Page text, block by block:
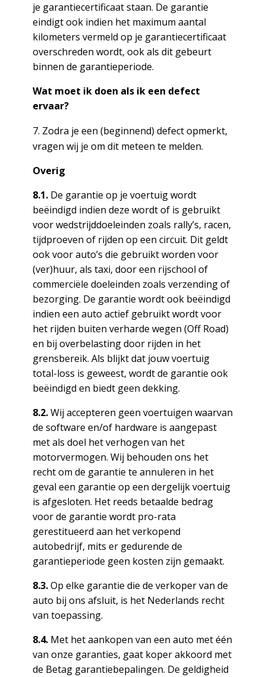
je garantiecertificaat staan. De garantie
eindigt ook indien het maximum aantal
kilometers vermeld op je garantiecertificaat
overschreden wordt, ook als dit gebeurt
binnen de garantieperiode.
Wat moet ik doen als ik een defect
ervaar?
Zodra je een (beginnend) defect opmerkt,
vragen wij je om dit meteen te melden.
Overig
8.1.De garantie op je voertuig wordt
beëindigd indien deze wordt of is gebruikt
voor wedstrijddoeleinden zoals rally’s, racen,
tijdproeven of rijden op een circuit. Dit geldt
ook voor auto’s die gebruikt worden voor
(ver)huur, als taxi, door een rijschool of
commerciële doeleinden zoals verzending of
bezorging. De garantie wordt ook beëindigd
indien een auto actief gebruikt wordt voor
het rijden buiten verharde wegen (Off Road)
en bij overbelasting door rijden in het
grensbereik. Als blijkt dat jouw voertuig
total-loss is geweest, wordt de garantie ook
beëindigd en biedt geen dekking.
8.2.Wij accepteren geen voertuigen waarvan
de software en/of hardware is aangepast
met als doel het verhogen van het
motorvermogen. Wij behouden ons het
recht om de garantie te annuleren in het
geval een garantie op een dergelijk voertuig
is afgesloten. Het reeds betaalde bedrag
voor de garantie wordt pro-rata
gerestitueerd aan het verkopend
autobedrijf, mits er gedurende de
garantieperiode geen kosten zijn gemaakt.
8.3.Op elke garantie die de verkoper van de
auto bij ons afsluit, is het Nederlands recht
van toepassing.
8.4.Met het aankopen van een auto met één
van onze garanties, gaat koper akkoord met
de Betag garantiebepalingen. De geldigheid